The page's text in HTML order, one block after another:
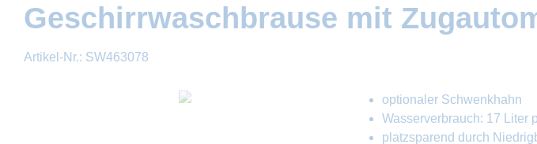
Geschirrwaschbrause mit
Artikel-Nr.: SW463078
optionaler Schwenkhahn
Wasserverbrauch: 17 Liter
platzsparend durch